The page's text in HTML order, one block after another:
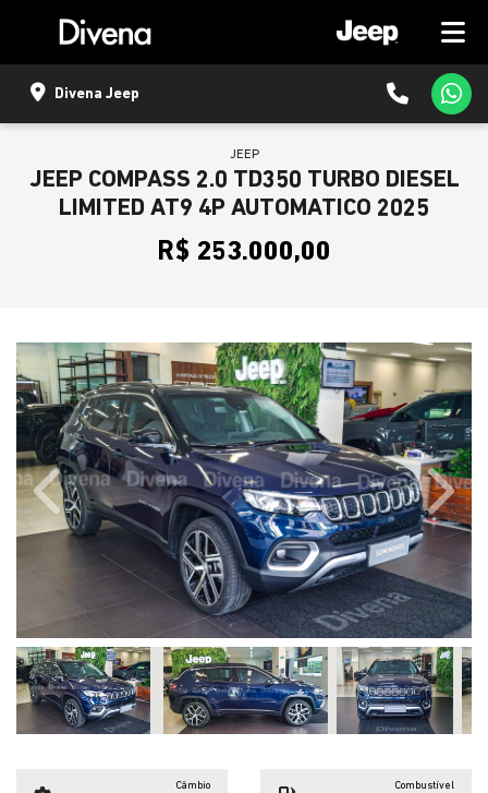
Divena Jeep
JEEP
JEEP COMPASS 2.0 TD350 TURBO DIESEL
LIMITED AT9 4P AUTOMATICO 2025
R$ 253.000,00
Previous Next
Câmbio Combustível